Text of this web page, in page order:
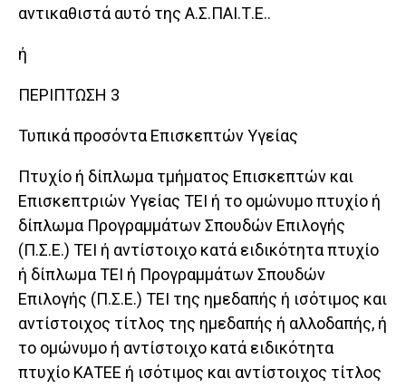
αντικαθιστά αυτό της Α.Σ.ΠΑΙ.Τ.Ε..
ή
ΠΕΡΙΠΤΩΣΗ 3
Τυπικά προσόντα Επισκεπτών Υγείας
Πτυχίο ή δίπλωμα τμήματος Επισκεπτών και
Επισκεπτριών Υγείας ΤΕΙ ή το ομώνυμο πτυχίο ή
δίπλωμα Προγραμμάτων Σπουδών Επιλογής
(Π.Σ.Ε.) ΤΕΙ ή αντίστοιχο κατά ειδικότητα πτυχίο
ή δίπλωμα ΤΕΙ ή Προγραμμάτων Σπουδών
Επιλογής (Π.Σ.Ε.) ΤΕΙ της ημεδαπής ή ισότιμος και
αντίστοιχος τίτλος της ημεδαπής ή αλλοδαπής, ή
το ομώνυμο ή αντίστοιχο κατά ειδικότητα
πτυχίο ΚΑΤΕΕ ή ισότιμος και αντίστοιχος τίτλος